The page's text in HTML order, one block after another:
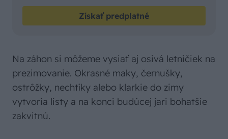
Získať predplatné
Na záhon si môžeme vysiať aj osivá letničiek na
prezimovanie. Okrasné maky, černušky,
ostrôžky, nechtíky alebo klarkie do zimy
vytvoria listy a na konci budúcej jari bohatšie
zakvitnú.